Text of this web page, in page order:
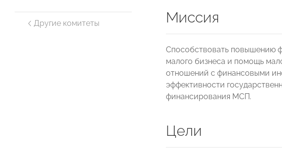
Другие комитеты Миссия
Способствовать повышению
малого бизнеса и помощь
отношений с финансовыми
эффективности
финансирования МСП.
Цели